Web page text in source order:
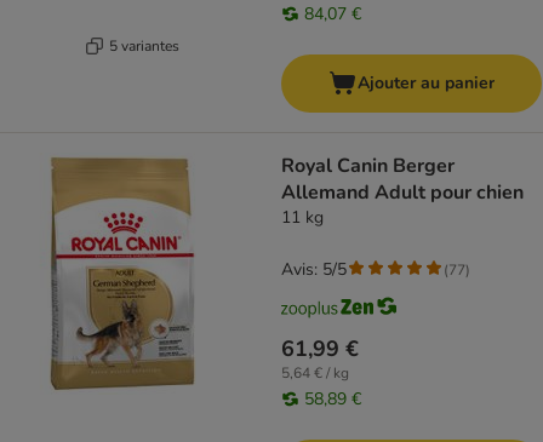
5 variantes
84,07 €
Ajouter au panier
Royal Canin Berger
Allemand Adult pour chien
11 kg
61,99 €
5,64 € / kg
58,89 €
Avis: 5/5 (77)